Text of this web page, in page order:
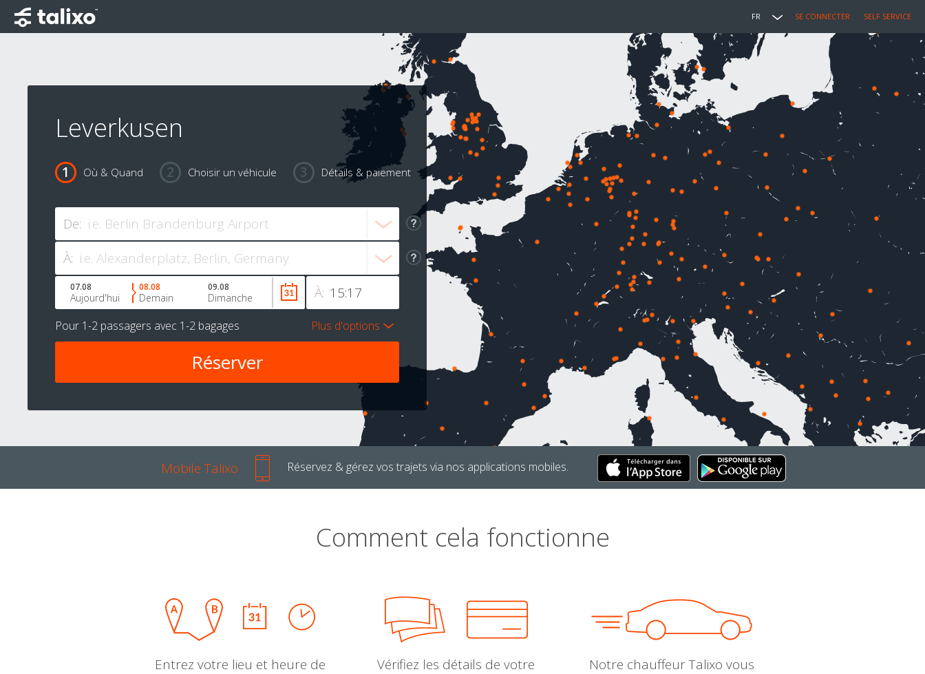
FR SE CONNECTER SELF SERVICE
Leverkusen
Où & Quand Choisir un véhicule Détails & paiement
De:
À:
À:
07.08
Aujourd'hui
08.08
Demain
09.08
Dimanche
Pour 1-2 passagers avec 1-2 bagages Plus d'options
Mobile Talixo Réservez & gérez vos trajets via nos applications mobiles.
Comment cela fonctionne
Entrez votre lieu et heure de
Vérifiez les détails de votre
Notre chauffeur Talixo vous